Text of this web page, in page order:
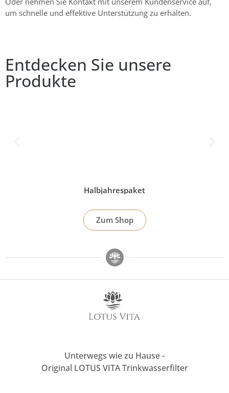
um schnelle und effektive Unterstützung zu erhalten.
Entdecken Sie unsere
Produkte
Halbjahrespaket
Zum Shop
Unterwegs wie zu Hause -
Original LOTUS VITA Trinkwasserfilter